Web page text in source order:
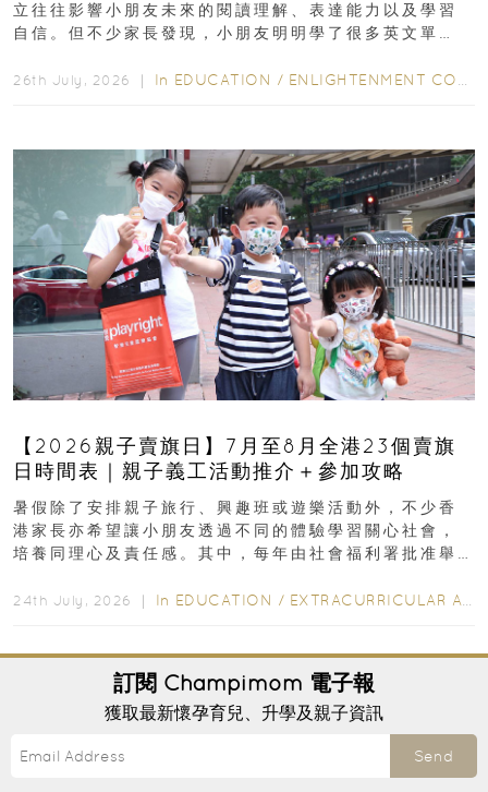
立往往影響小朋友未來的閱讀理解、表達能力以及學習
自信。但不少家長發現，小朋友明明學了很多英文單
26th July, 2026 ｜ In EDUCATION / ENLIGHTENMENT CORNER
【2026親子賣旗日】7月至8月全港23個賣旗
日時間表｜親子義工活動推介＋參加攻略
暑假除了安排親子旅行、興趣班或遊樂活動外，不少香
港家長亦希望讓小朋友透過不同的體驗學習關心社會，
培養同理心及責任感。其中，每年由社會福利署批准舉
24th July, 2026 ｜ In EDUCATION / EXTRACURRICULAR ACTIVITIES
訂閱 Champimom 電子報
獲取最新懷孕育兒、升學及親子資訊
Send